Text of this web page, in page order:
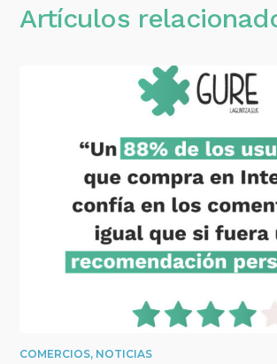
Artículos
COMERCIOS, NOTICIAS